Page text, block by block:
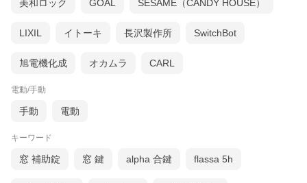
美和ロック GOAL SESAME（CANDY HOUSE）
LIXIL イトーキ 長沢製作所 SwitchBot
旭電機化成 オカムラ CARL
電動/手動
手動 電動
キーワード
窓 補助錠 窓 鍵 alpha 合鍵 flassa 5h